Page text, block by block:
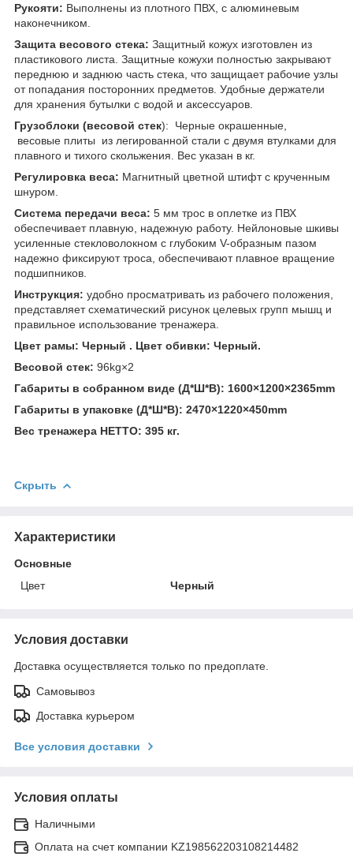
Рукояти: Выполнены из плотного ПВХ, с алюминевым
наконечником.
Защита весового стека: Защитный кожух изготовлен из
пластикового листа. Защитные кожухи полностью закрывают
переднюю и заднюю часть стека, что защищает рабочие узлы
от попадания посторонних предметов. Удобные держатели
для хранения бутылки с водой и аксессуаров.
Грузоблоки (весовой стек): Черные окрашенные,
весовые плиты из легированной стали с двумя втулками для
плавного и тихого скольжения. Вес указан в ​​кг.
Регулировка веса: Магнитный цветной штифт с крученным
шнуром.
Система передачи веса: 5 мм трос в оплетке из ПВХ
обеспечивает плавную, надежную работу. Нейлоновые шкивы
усиленные стекловолокном с глубоким V-образным пазом
надежно фиксируют троса, обеспечивают плавное вращение
подшипников.
Инструкция: удобно просматривать из рабочего положения,
представляет схематический рисунок целевых групп мышц и
правильное использование тренажера.
Цвет рамы: Черный . Цвет обивки: Черный.
Весовой стек: 96kg×2
Габариты в собранном виде (Д*Ш*В): 1600×1200×2365mm
Габариты в упаковке (Д*Ш*В): 2470×1220×450mm
Вес тренажера НЕТТО: 395 кг.
Скрыть
Характеристики
Основные
Цвет
Черный
Условия доставки
Доставка осуществляется только по предоплате.
Самовывоз
Доставка курьером
Все условия доставки
Условия оплаты
Наличными
Оплата на счет компании KZ198562203108214482